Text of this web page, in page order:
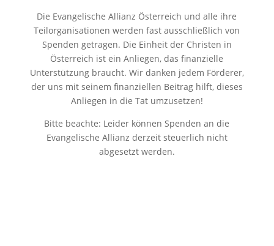
Die Evangelische Allianz Österreich und alle ihre
Teilorganisationen werden fast ausschließlich von
Spenden getragen. Die Einheit der Christen in
Österreich ist ein Anliegen, das finanzielle
Unterstützung braucht. Wir danken jedem Förderer,
der uns mit seinem finanziellen Beitrag hilft, dieses
Anliegen in die Tat umzusetzen!
Bitte beachte: Leider können Spenden an die
Evangelische Allianz derzeit steuerlich nicht
abgesetzt werden.